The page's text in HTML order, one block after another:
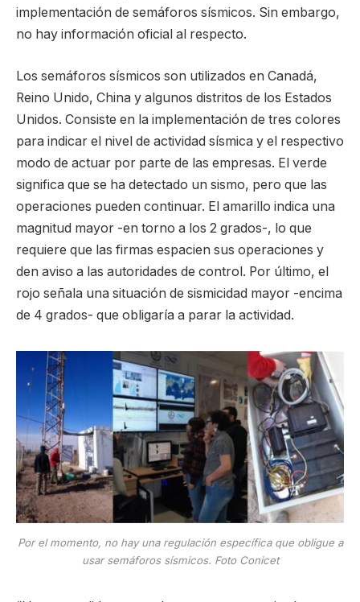
implementación de semáforos sísmicos. Sin embargo,
no hay información oficial al respecto.
Los semáforos sísmicos son utilizados en Canadá,
Reino Unido, China y algunos distritos de los Estados
Unidos. Consiste en la implementación de tres colores
para indicar el nivel de actividad sísmica y el respectivo
modo de actuar por parte de las empresas. El verde
significa que se ha detectado un sismo, pero que las
operaciones pueden continuar. El amarillo indica una
magnitud mayor -en torno a los 2 grados-, lo que
requiere que las firmas espacien sus operaciones y
den aviso a las autoridades de control. Por último, el
rojo señala una situación de sismicidad mayor -encima
de 4 grados- que obligaría a parar la actividad.
Por el momento, no hay una regulación específica que obligue a
usar semáforos sísmicos. Foto Conicet